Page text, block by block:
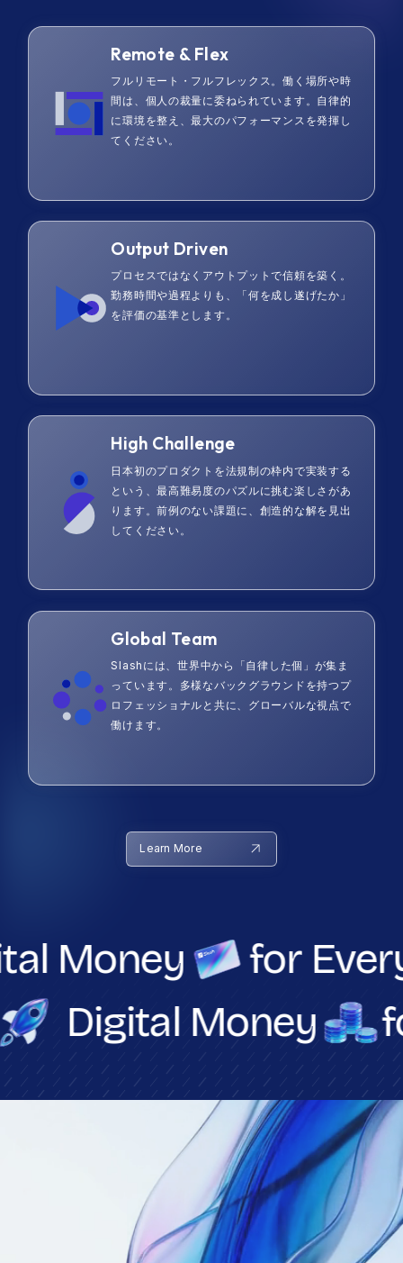
Remote & Flex
フルリモート・フルフレックス。働く場所や時
間は、個人の裁量に委ねられています。自律的
に環境を整え、最大のパフォーマンスを発揮し
てください。
Output Driven
プロセスではなくアウトプットで信頼を築く。
勤務時間や過程よりも、「何を成し遂げたか」
を評価の基準とします。
High Challenge
日本初のプロダクトを法規制の枠内で実装する
という、最高難易度のパズルに挑む楽しさがあ
ります。前例のない課題に、創造的な解を見出
してください。
Global Team
Slashには、世界中から「自律した個」が集ま
っています。多様なバックグラウンドを持つプ
ロフェッショナルと共に、グローバルな視点で
働けます。
Learn More
Money
for
Digital Money